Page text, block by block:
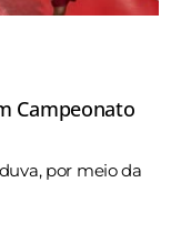
Campeonato
por meio da